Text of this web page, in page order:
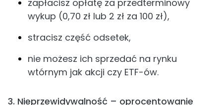
zapłacisz opłatę za przedterminowy
wykup (0,70 zł lub 2 zł za 100 zł),
stracisz część odsetek,
nie możesz ich sprzedać na rynku
wtórnym jak akcji czy ETF-ów.
3. Nieprzewidywalność – oprocentowanie